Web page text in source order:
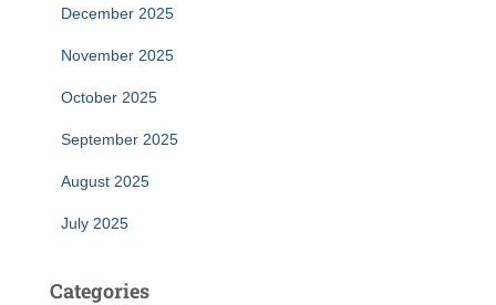
December 2025
November 2025
October 2025
September 2025
August 2025
July 2025
Categories